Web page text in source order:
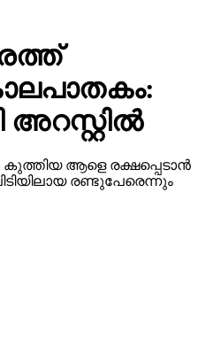
ആളെ രക്ഷപ്പെടാന്‍
രണ്ടുപേരെന്നും